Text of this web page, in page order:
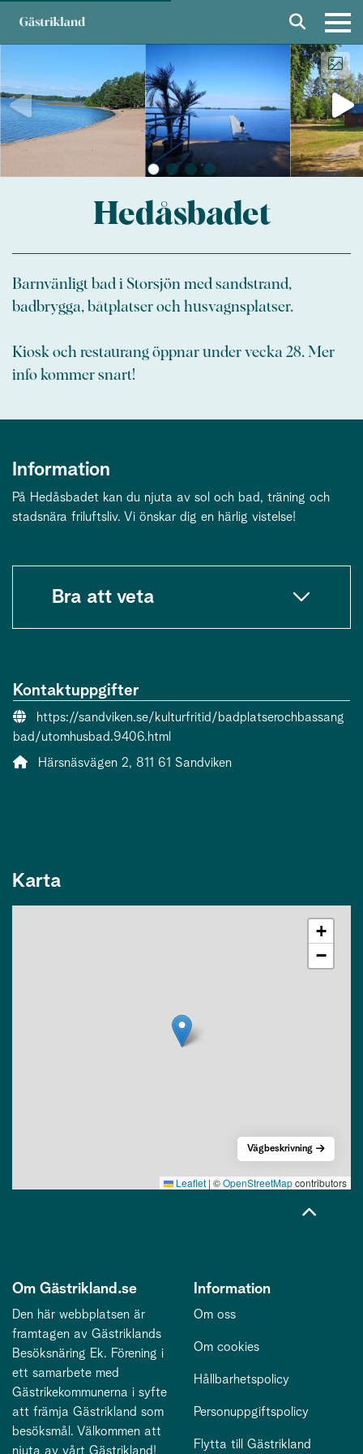
Hedåsbadet
Barnvänligt bad i Storsjön med sandstrand,
badbrygga, båtplatser och husvagnsplatser.
Kiosk och restaurang öppnar under vecka 28. Mer
info kommer snart!
Information
På Hedåsbadet kan du njuta av sol och bad, träning och
stadsnära friluftsliv. Vi önskar dig en härlig vistelse!
Bra att veta
Kontaktuppgifter
Webbsida:
https://sandviken.se/kulturfritid/badplatserochbassang
bad/utomhusbad.9406.html
Adress:
Härsnäsvägen 2, 811 61 Sandviken
Karta
+
−
Leaflet | ©OpenStreetMapcontributors
Vägbeskrivning
Om Gästrikland.se
Den här webbplatsen är
framtagen av Gästriklands
Besöksnäring Ek. Förening i
ett samarbete med
Gästrikekommunerna i syfte
att främja Gästrikland som
besöksmål. Välkommen att
njuta av vårt Gästrikland!
Information
Om oss
Om cookies
Hållbarhetspolicy
Personuppgiftspolicy
Flytta till Gästrikland